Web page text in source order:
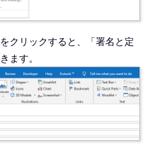
をクリックすると、「署名と定
ます。